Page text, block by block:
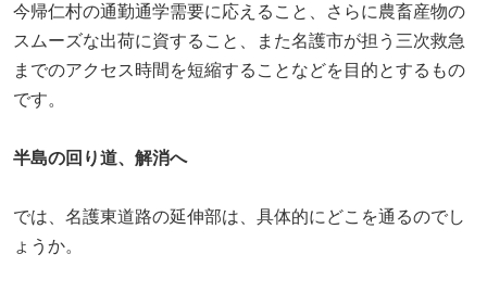
今帰仁村の通勤通学需要に応えること、さらに農畜産物の
スムーズな出荷に資すること、また名護市が担う三次救急
までのアクセス時間を短縮することなどを目的とするもの
です。
半島の回り道、解消へ
では、名護東道路の延伸部は、具体的にどこを通るのでし
ょうか。